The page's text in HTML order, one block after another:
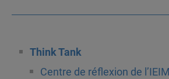
Think Tank
Centre de réflexion de l’IEIM